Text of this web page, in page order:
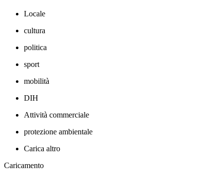
Locale
cultura
politica
sport
mobilità
DIH
Attività commerciale
protezione ambientale
Carica altro
Caricamento